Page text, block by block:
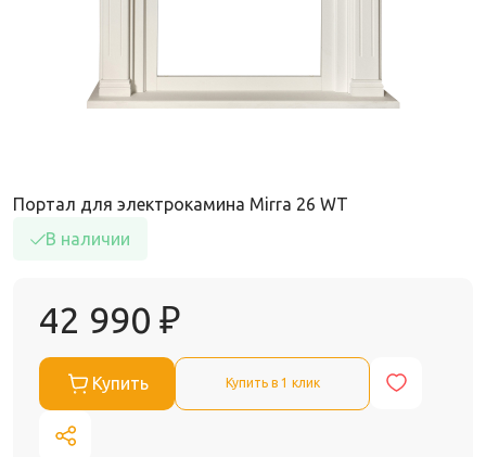
Портал для электрокамина Mirra 26 WT
В наличии
42 990 ₽
Купить Купить в 1 клик